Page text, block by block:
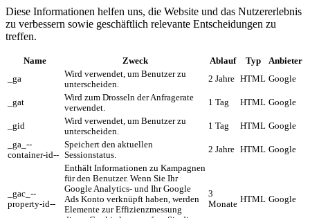
Diese Informationen helfen uns, die Website und das Nutzererlebnis
zu verbessern sowie geschäftlich relevante Entscheidungen zu
treffen.
Name Zweck Ablauf Typ
Anbieter
_ga
Wird verwendet, um Benutzer zu
unterscheiden.
2 Jahre HTML Google
_gat
Wird zum Drosseln der Anfragerate
verwendet.
1 Tag HTML Google
_gid
Wird verwendet, um Benutzer zu
unterscheiden.
1 Tag HTML Google
_ga_--
container-id--
Speichert den aktuellen
Sessionstatus.
2 Jahre HTML Google
_gac_--
property-id--
Enthält Informationen zu Kampagnen
für den Benutzer. Wenn Sie Ihr
Google Analytics- und Ihr Google
Ads Konto verknüpft haben, werden
Elemente zur Effizienzmessung
3
Monate HTML Google